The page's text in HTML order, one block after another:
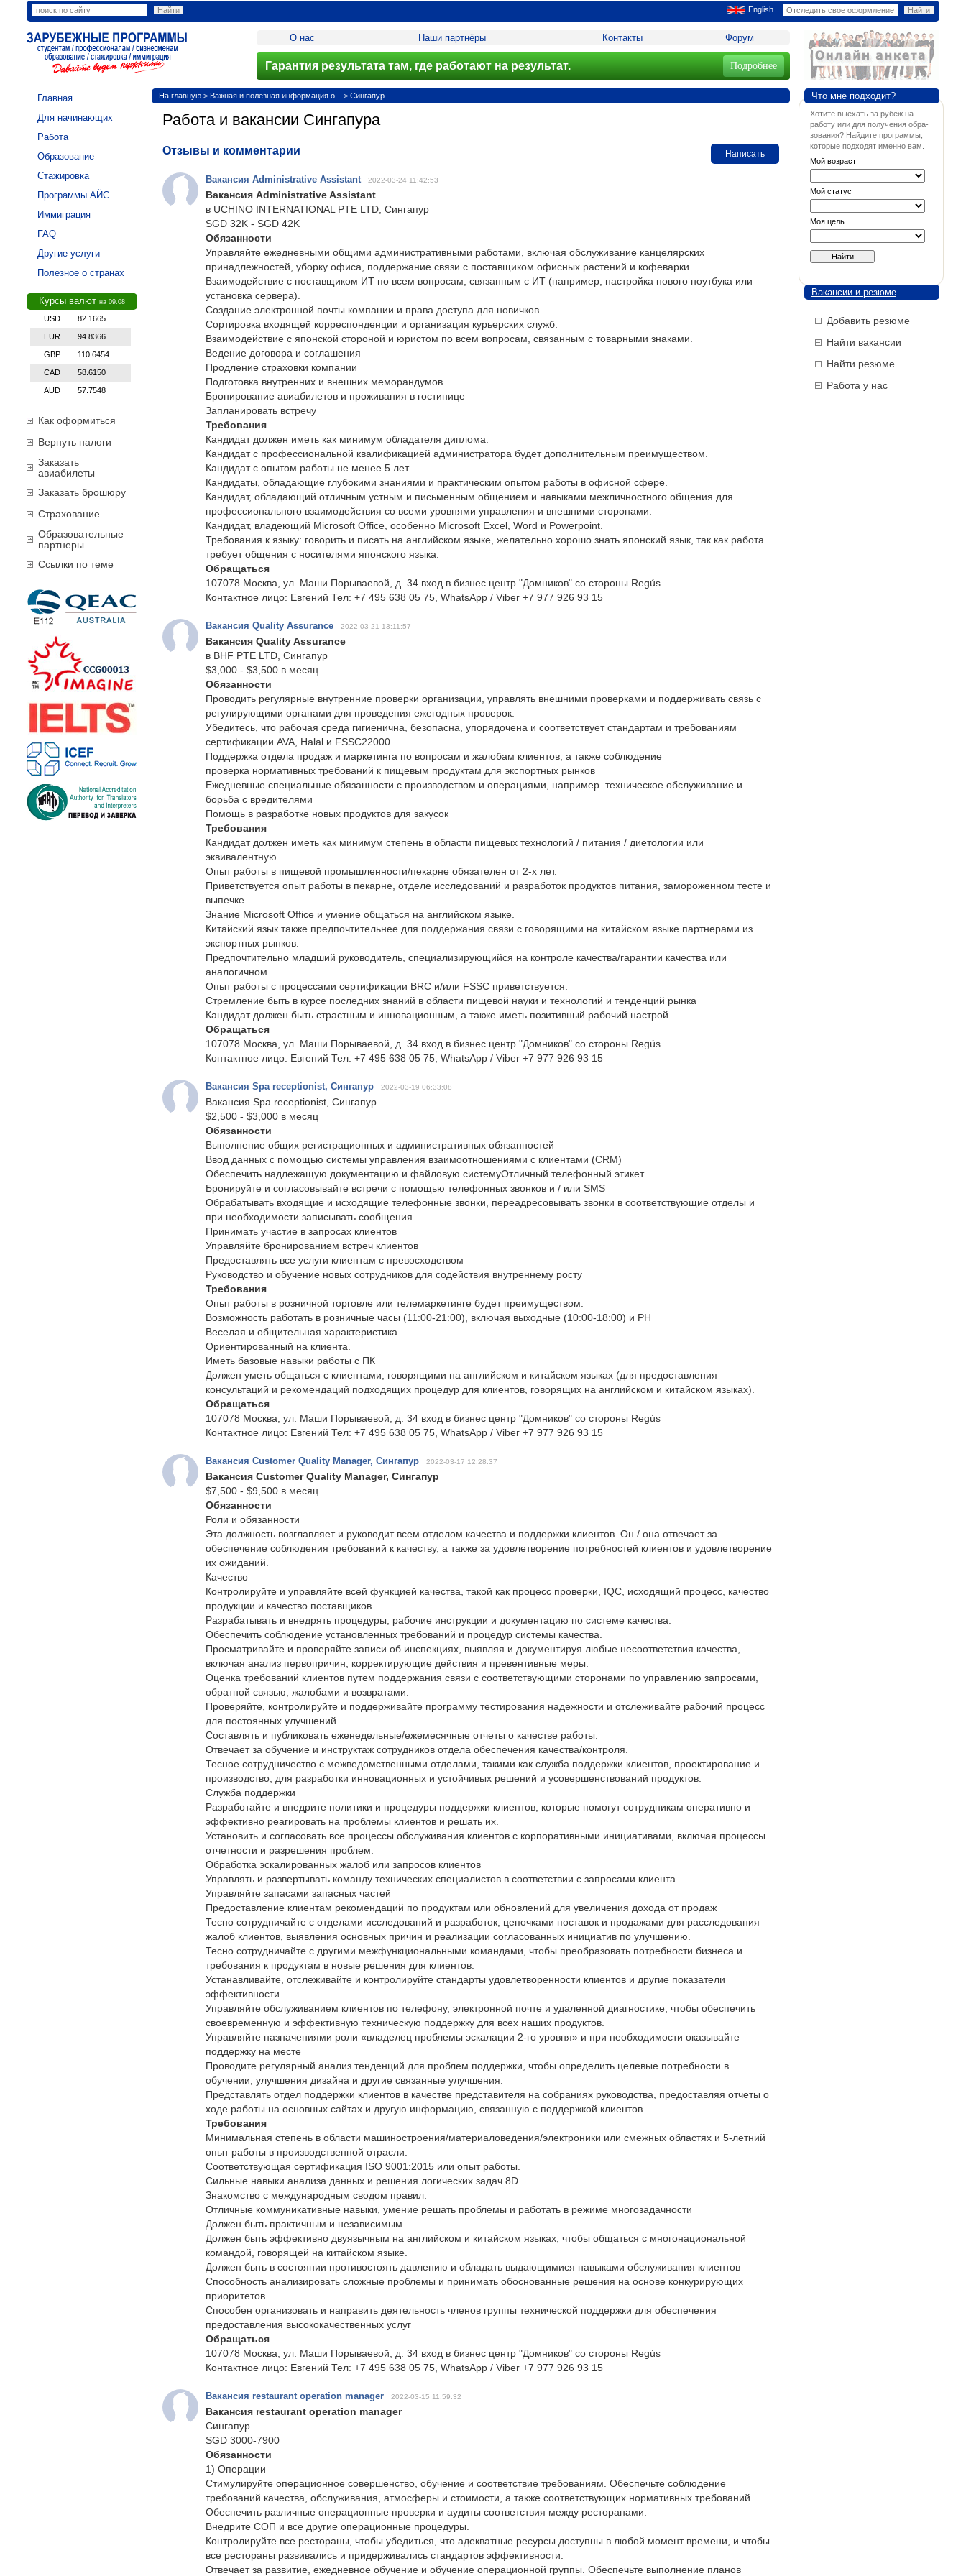
English
О нас Наши партнёры Контакты Форум
Гарантия результата там, где работают на результат. Подробнее
Главная
Для начинающих
Работа
Образование
Стажировка
Программы АЙС
Иммиграция
FAQ
Другие услуги
Полезное о странах
Курсы валют на 09.08
USD 82.1665
EUR 94.8366
GBP 110.6454
CAD 58.6150
AUD 57.7548
Как оформиться
Вернуть налоги
Заказать
авиабилеты
Заказать брошюру
Страхование
Образовательные
партнеры
Ссылки по теме
На главную > Важная и полезная информация о... > Сингапур
Работа и вакансии Сингапура
Отзывы и комментарии Написать
Вакансия Administrative Assistant 2022-03-24 11:42:53
Вакансия Administrative Assistant
в UCHINO INTERNATIONAL PTE LTD, Сингапур
SGD 32K - SGD 42K
Обязанности
Управляйте ежедневными общими административными работами, включая обслуживание канцелярских
принадлежностей, уборку офиса, поддержание связи с поставщиком офисных растений и кофеварки.
Взаимодействие с поставщиком ИТ по всем вопросам, связанным с ИТ (например, настройка нового ноутбука или
установка сервера).
Создание электронной почты компании и права доступа для новичков.
Сортировка входящей корреспонденции и организация курьерских служб.
Взаимодействие с японской стороной и юристом по всем вопросам, связанным с товарными знаками.
Ведение договора и соглашения
Продление страховки компании
Подготовка внутренних и внешних меморандумов
Бронирование авиабилетов и проживания в гостинице
Запланировать встречу
Требования
Кандидат должен иметь как минимум обладателя диплома.
Кандидат с профессиональной квалификацией администратора будет дополнительным преимуществом.
Кандидат с опытом работы не менее 5 лет.
Кандидаты, обладающие глубокими знаниями и практическим опытом работы в офисной сфере.
Кандидат, обладающий отличным устным и письменным общением и навыками межличностного общения для
профессионального взаимодействия со всеми уровнями управления и внешними сторонами.
Кандидат, владеющий Microsoft Office, особенно Microsoft Excel, Word и Powerpoint.
Требования к языку: говорить и писать на английском языке, желательно хорошо знать японский язык, так как работа
требует общения с носителями японского языка.
Обращаться
107078 Москва, ул. Маши Порываевой, д. 34 вход в бизнес центр "Домников" со стороны Regús
Контактное лицо: Евгений Тел: +7 495 638 05 75, WhatsApp / Viber +7 977 926 93 15
Вакансия Quality Assurance 2022-03-21 13:11:57
Вакансия Quality Assurance
в BHF PTE LTD, Сингапур
$3,000 - $3,500 в месяц
Обязанности
Проводить регулярные внутренние проверки организации, управлять внешними проверками и поддерживать связь с
регулирующими органами для проведения ежегодных проверок.
Убедитесь, что рабочая среда гигиенична, безопасна, упорядочена и соответствует стандартам и требованиям
сертификации AVA, Halal и FSSC22000.
Поддержка отдела продаж и маркетинга по вопросам и жалобам клиентов, а также соблюдение
проверка нормативных требований к пищевым продуктам для экспортных рынков
Ежедневные специальные обязанности с производством и операциями, например. техническое обслуживание и
борьба с вредителями
Помощь в разработке новых продуктов для закусок
Требования
Кандидат должен иметь как минимум степень в области пищевых технологий / питания / диетологии или
эквивалентную.
Опыт работы в пищевой промышленности/пекарне обязателен от 2-х лет.
Приветствуется опыт работы в пекарне, отделе исследований и разработок продуктов питания, замороженном тесте и
выпечке.
Знание Microsoft Office и умение общаться на английском языке.
Китайский язык также предпочтительнее для поддержания связи с говорящими на китайском языке партнерами из
экспортных рынков.
Предпочтительно младший руководитель, специализирующийся на контроле качества/гарантии качества или
аналогичном.
Опыт работы с процессами сертификации BRC и/или FSSC приветствуется.
Стремление быть в курсе последних знаний в области пищевой науки и технологий и тенденций рынка
Кандидат должен быть страстным и инновационным, а также иметь позитивный рабочий настрой
Обращаться
107078 Москва, ул. Маши Порываевой, д. 34 вход в бизнес центр "Домников" со стороны Regús
Контактное лицо: Евгений Тел: +7 495 638 05 75, WhatsApp / Viber +7 977 926 93 15
Вакансия Spa receptionist, Сингапур 2022-03-19 06:33:08
Вакансия Spa receptionist, Сингапур
$2,500 - $3,000 в месяц
Обязанности
Выполнение общих регистрационных и административных обязанностей
Ввод данных с помощью системы управления взаимоотношениями с клиентами (CRM)
Обеспечить надлежащую документацию и файловую системуОтличный телефонный этикет
Бронируйте и согласовывайте встречи с помощью телефонных звонков и / или SMS
Обрабатывать входящие и исходящие телефонные звонки, переадресовывать звонки в соответствующие отделы и
при необходимости записывать сообщения
Принимать участие в запросах клиентов
Управляйте бронированием встреч клиентов
Предоставлять все услуги клиентам с превосходством
Руководство и обучение новых сотрудников для содействия внутреннему росту
Требования
Опыт работы в розничной торговле или телемаркетинге будет преимуществом.
Возможность работать в розничные часы (11:00-21:00), включая выходные (10:00-18:00) и PH
Веселая и общительная характеристика
Ориентированный на клиента.
Иметь базовые навыки работы с ПК
Должен уметь общаться с клиентами, говорящими на английском и китайском языках (для предоставления
консультаций и рекомендаций подходящих процедур для клиентов, говорящих на английском и китайском языках).
Обращаться
107078 Москва, ул. Маши Порываевой, д. 34 вход в бизнес центр "Домников" со стороны Regús
Контактное лицо: Евгений Тел: +7 495 638 05 75, WhatsApp / Viber +7 977 926 93 15
Вакансия Customer Quality Manager, Сингапур 2022-03-17 12:28:37
Вакансия Customer Quality Manager, Сингапур
$7,500 - $9,500 в месяц
Обязанности
Роли и обязанности
Эта должность возглавляет и руководит всем отделом качества и поддержки клиентов. Он / она отвечает за
обеспечение соблюдения требований к качеству, а также за удовлетворение потребностей клиентов и удовлетворение
их ожиданий.
Качество
Контролируйте и управляйте всей функцией качества, такой как процесс проверки, IQC, исходящий процесс, качество
продукции и качество поставщиков.
Разрабатывать и внедрять процедуры, рабочие инструкции и документацию по системе качества.
Обеспечить соблюдение установленных требований и процедур системы качества.
Просматривайте и проверяйте записи об инспекциях, выявляя и документируя любые несоответствия качества,
включая анализ первопричин, корректирующие действия и превентивные меры.
Оценка требований клиентов путем поддержания связи с соответствующими сторонами по управлению запросами,
обратной связью, жалобами и возвратами.
Проверяйте, контролируйте и поддерживайте программу тестирования надежности и отслеживайте рабочий процесс
для постоянных улучшений.
Составлять и публиковать еженедельные/ежемесячные отчеты о качестве работы.
Отвечает за обучение и инструктаж сотрудников отдела обеспечения качества/контроля.
Тесное сотрудничество с межведомственными отделами, такими как служба поддержки клиентов, проектирование и
производство, для разработки инновационных и устойчивых решений и усовершенствований продуктов.
Служба поддержки
Разработайте и внедрите политики и процедуры поддержки клиентов, которые помогут сотрудникам оперативно и
эффективно реагировать на проблемы клиентов и решать их.
Установить и согласовать все процессы обслуживания клиентов с корпоративными инициативами, включая процессы
отчетности и разрешения проблем.
Обработка эскалированных жалоб или запросов клиентов
Управлять и развертывать команду технических специалистов в соответствии с запросами клиента
Управляйте запасами запасных частей
Предоставление клиентам рекомендаций по продуктам или обновлений для увеличения дохода от продаж
Тесно сотрудничайте с отделами исследований и разработок, цепочками поставок и продажами для расследования
жалоб клиентов, выявления основных причин и реализации согласованных инициатив по улучшению.
Тесно сотрудничайте с другими межфункциональными командами, чтобы преобразовать потребности бизнеса и
требования к продуктам в новые решения для клиентов.
Устанавливайте, отслеживайте и контролируйте стандарты удовлетворенности клиентов и другие показатели
эффективности.
Управляйте обслуживанием клиентов по телефону, электронной почте и удаленной диагностике, чтобы обеспечить
своевременную и эффективную техническую поддержку для всех наших продуктов.
Управляйте назначениями роли «владелец проблемы эскалации 2-го уровня» и при необходимости оказывайте
поддержку на месте
Проводите регулярный анализ тенденций для проблем поддержки, чтобы определить целевые потребности в
обучении, улучшения дизайна и другие связанные улучшения.
Представлять отдел поддержки клиентов в качестве представителя на собраниях руководства, предоставляя отчеты о
ходе работы на основных сайтах и другую информацию, связанную с поддержкой клиентов.
Требования
Минимальная степень в области машиностроения/материаловедения/электроники или смежных областях и 5-летний
опыт работы в производственной отрасли.
Соответствующая сертификация ISO 9001:2015 или опыт работы.
Сильные навыки анализа данных и решения логических задач 8D.
Знакомство с международным сводом правил.
Отличные коммуникативные навыки, умение решать проблемы и работать в режиме многозадачности
Должен быть практичным и независимым
Должен быть эффективно двуязычным на английском и китайском языках, чтобы общаться с многонациональной
командой, говорящей на китайском языке.
Должен быть в состоянии противостоять давлению и обладать выдающимися навыками обслуживания клиентов
Способность анализировать сложные проблемы и принимать обоснованные решения на основе конкурирующих
приоритетов
Способен организовать и направить деятельность членов группы технической поддержки для обеспечения
предоставления высококачественных услуг
Обращаться
107078 Москва, ул. Маши Порываевой, д. 34 вход в бизнес центр "Домников" со стороны Regús
Контактное лицо: Евгений Тел: +7 495 638 05 75, WhatsApp / Viber +7 977 926 93 15
Вакансия restaurant operation manager 2022-03-15 11:59:32
Вакансия restaurant operation manager
Сингапур
SGD 3000-7900
Обязанности
1) Операции
Стимулируйте операционное совершенство, обучение и соответствие требованиям. Обеспечьте соблюдение
требований качества, обслуживания, атмосферы и стоимости, а также соответствующих нормативных требований.
Обеспечить различные операционные проверки и аудиты соответствия между ресторанами.
Внедрите СОП и все другие операционные процедуры.
Контролируйте все рестораны, чтобы убедиться, что адекватные ресурсы доступны в любой момент времени, и чтобы
все рестораны развивались и придерживались стандартов эффективности.
Отвечает за развитие, ежедневное обучение и обучение операционной группы. Обеспечьте выполнение планов
Что мне подходит?
Хотите выехать за рубеж на
работу или для получения обра-
зования? Найдите программы,
которые подходят именно вам.
Мой возраст
Мой статус
Моя цель
Вакансии и резюме
Добавить резюме
Найти вакансии
Найти резюме
Работа у нас